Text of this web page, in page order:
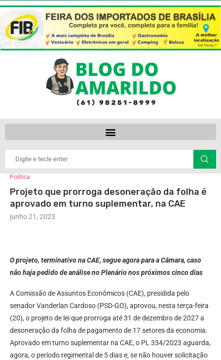
Política
Projeto que prorroga desoneração da folha é
aprovado em turno suplementar, na CAE
junho 21, 2023
O projeto, terminativo na CAE, segue agora para a Câmara, caso
não haja pedido de análise no Plenário nos próximos cinco dias
A Comissão de Assuntos Econômicos (CAE), presidida pelo
senador Vanderlan Cardoso (PSD-GO), aprovou, nesta terça-feira
(20), o projeto de lei que prorroga até 31 de dezembro de 2027 a
desoneração da folha de pagamento de 17 setores da economia.
Aprovado em turno suplementar na CAE, o PL 334/2023 aguarda,
agora, o período regimental de 5 dias e, se não houver solicitação